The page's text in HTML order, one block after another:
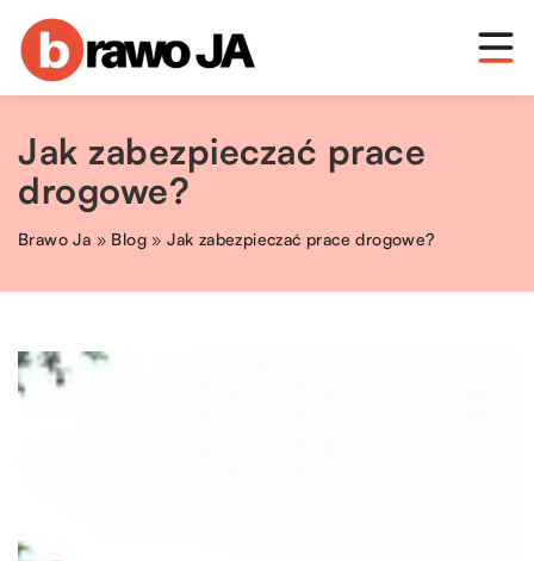
Jak zabezpieczać prace
drogowe?
Brawo Ja » Blog »Jak zabezpieczać prace drogowe?